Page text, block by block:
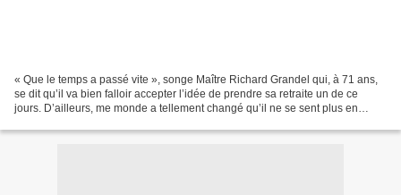
« Que le temps a passé vite », songe Maître Richard Grandel qui, à 71 ans,
se dit qu’il va bien falloir accepter l’idée de prendre sa retraite un de ce
jours. D’ailleurs, me monde a tellement changé qu’il ne se sent plus en